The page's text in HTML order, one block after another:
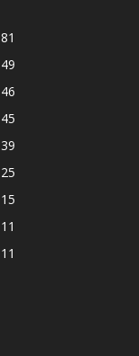
81
49
46
45
39
25
15
11
11